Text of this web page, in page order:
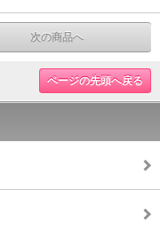
次の商品へ
ページの先頭へ戻る